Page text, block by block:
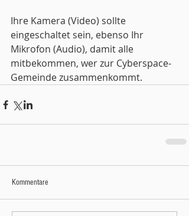
Ihre Kamera (Video) sollte
eingeschaltet sein, ebenso Ihr
Mikrofon (Audio), damit alle
mitbekommen, wer zur Cyberspace-
Gemeinde zusammenkommt.
Kommentare